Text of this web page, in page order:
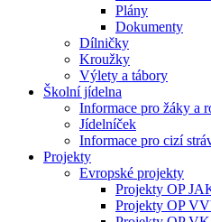
Plány
Dokumenty
Dílničky
Kroužky
Výlety a tábory
Školní jídelna
Informace pro žáky a
Jídelníček
Informace pro cizí
Projekty
Evropské projekty
Projekty OP
Projekty OP